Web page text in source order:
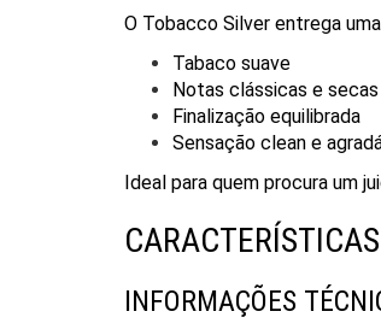
O Tobacco Silver entrega
Tabaco suave
Notas clássicas e secas
Finalização equilibrada
Sensação clean e
Ideal para quem procura um
INFORMAÇÕES